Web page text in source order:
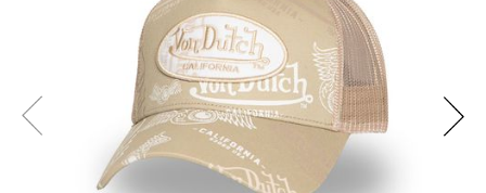
HIGH-TECH-MOTORRAD
MOTORRAD-AIRBAG
MOTORRADTEILE UND WERKZEUGE
MOTORRADZUBEHÖR